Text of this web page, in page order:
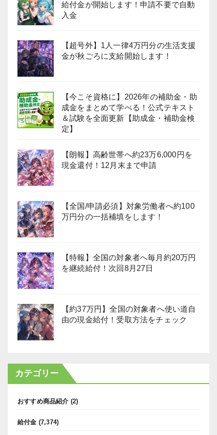
給付金が開始します！申請不要で自動
入金
【超号外】1人一律4万円分の生活支援
金が秋ごろに支給開始します！
【今こそ資格に】2026年の補助金・助
成金をまとめて学べる！公式テキスト
＆試験を全面更新【助成金・補助金検
定】
【朗報】高齢世帯へ約23万6,000円を
現金還付！12月末まで申請
【全国/申請必須】対象労働者へ約100
万円分の一括補填をします！
【特報】全国の対象者へ毎月約20万円
を継続給付！次回8月27日
【約37万円】全国の対象者へ使い道自
由の現金給付！受取方法をチェック
カテゴリー
おすすめ商品紹介 (2)
給付金 (7,374)